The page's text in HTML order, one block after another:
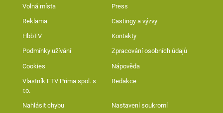
Volná místa Press
Reklama Castingy a výzvy
HbbTV Kontakty
Podmínky užívání Zpracování osobních údajů
Cookies Nápověda
Vlastník FTV Prima spol. s
r.o.
Redakce
Nahlásit chybu Nastavení soukromí